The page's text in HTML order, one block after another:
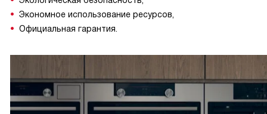
Экономное использование ресурсов,
Официальная гарантия.